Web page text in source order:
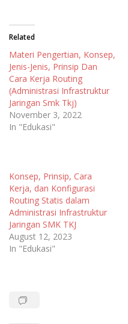
Related
Materi Pengertian, Konsep,
Jenis-Jenis, Prinsip Dan
Cara Kerja Routing
(Administrasi Infrastruktur
Jaringan Smk Tkj)
November 3, 2022
In "Edukasi"
Konsep, Prinsip, Cara
Kerja, dan Konfigurasi
Routing Statis dalam
Administrasi Infrastruktur
Jaringan SMK TKJ
August 12, 2023
In "Edukasi"